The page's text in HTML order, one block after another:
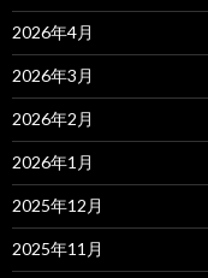
2026年4月
2026年3月
2026年2月
2026年1月
2025年12月
2025年11月